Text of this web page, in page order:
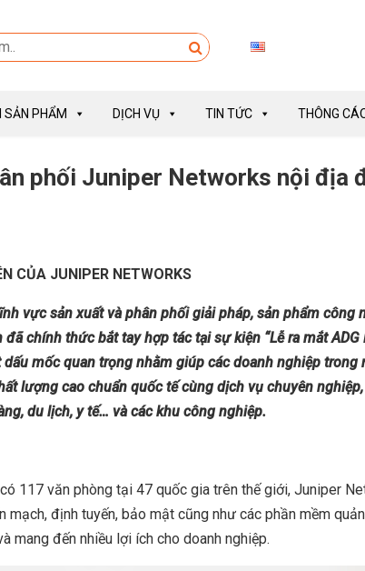
SẢN PHẨM DỊCH VỤ TIN TỨC THÔNG
phối Juniper Networks nội địa
CỦA JUNIPER NETWORKS
vực sản xuất và phân phối giải pháp, sản phẩm công
đã chính thức bắt tay hợp tác tại sự kiện “Lễ ra mắt ADG
mốc quan trọng nhằm giúp các doanh nghiệp trong
lượng cao chuẩn quốc tế cùng dịch vụ chuyên
du lịch, y tế… và các khu công nghiệp.
117 văn phòng tại 47 quốc gia trên thế giới, Juniper
định tuyến, bảo mật cũng như các phần mềm
đến nhiều lợi ích cho doanh nghiệp.